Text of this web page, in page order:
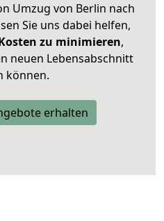
Umzug von Berlin nach
Sie uns dabei helfen,
zu minimieren,
neuen Lebensabschnitt
können.
erhalten